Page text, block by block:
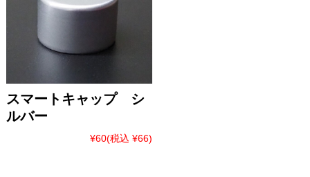
スマートキャップ シ
ルバー
¥60(税込 ¥66)